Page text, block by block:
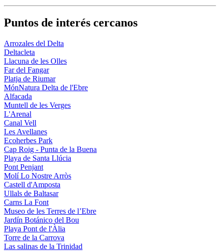
Puntos de interés cercanos
Arrozales del Delta
Deltacleta
Llacuna de les Olles
Far del Fangar
Platja de Riumar
MónNatura Delta de l'Ebre
Alfacada
Muntell de les Verges
L'Arenal
Canal Vell
Les Avellanes
Ecoherbes Park
Cap Roig - Punta de la Buena
Playa de Santa Llúcia
Pont Penjant
Molí Lo Nostre Arròs
Castell d'Amposta
Ullals de Baltasar
Carns La Font
Museo de les Terres de l’Ebre
Jardín Botánico del Bou
Playa Pont de l'Àlia
Torre de la Carrova
Las salinas de la Trinidad